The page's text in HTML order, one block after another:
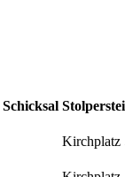
Schicksal
Kirchplatz